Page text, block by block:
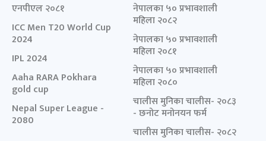
एनपीएल २०८१
ICC Men T20 World Cup
2024
IPL 2024
Aaha RARA Pokhara
gold cup
Nepal Super League -
2080
नेपालका ५० प्रभावशाली
महिला २०८२
नेपालका ५० प्रभावशाली
महिला २०८१
नेपालका ५० प्रभावशाली
महिला २०८०
चालीस मुनिका चालीस- २०८३
- छनोट मनोनयन फर्म
चालीस मुनिका चालीस- २०८२